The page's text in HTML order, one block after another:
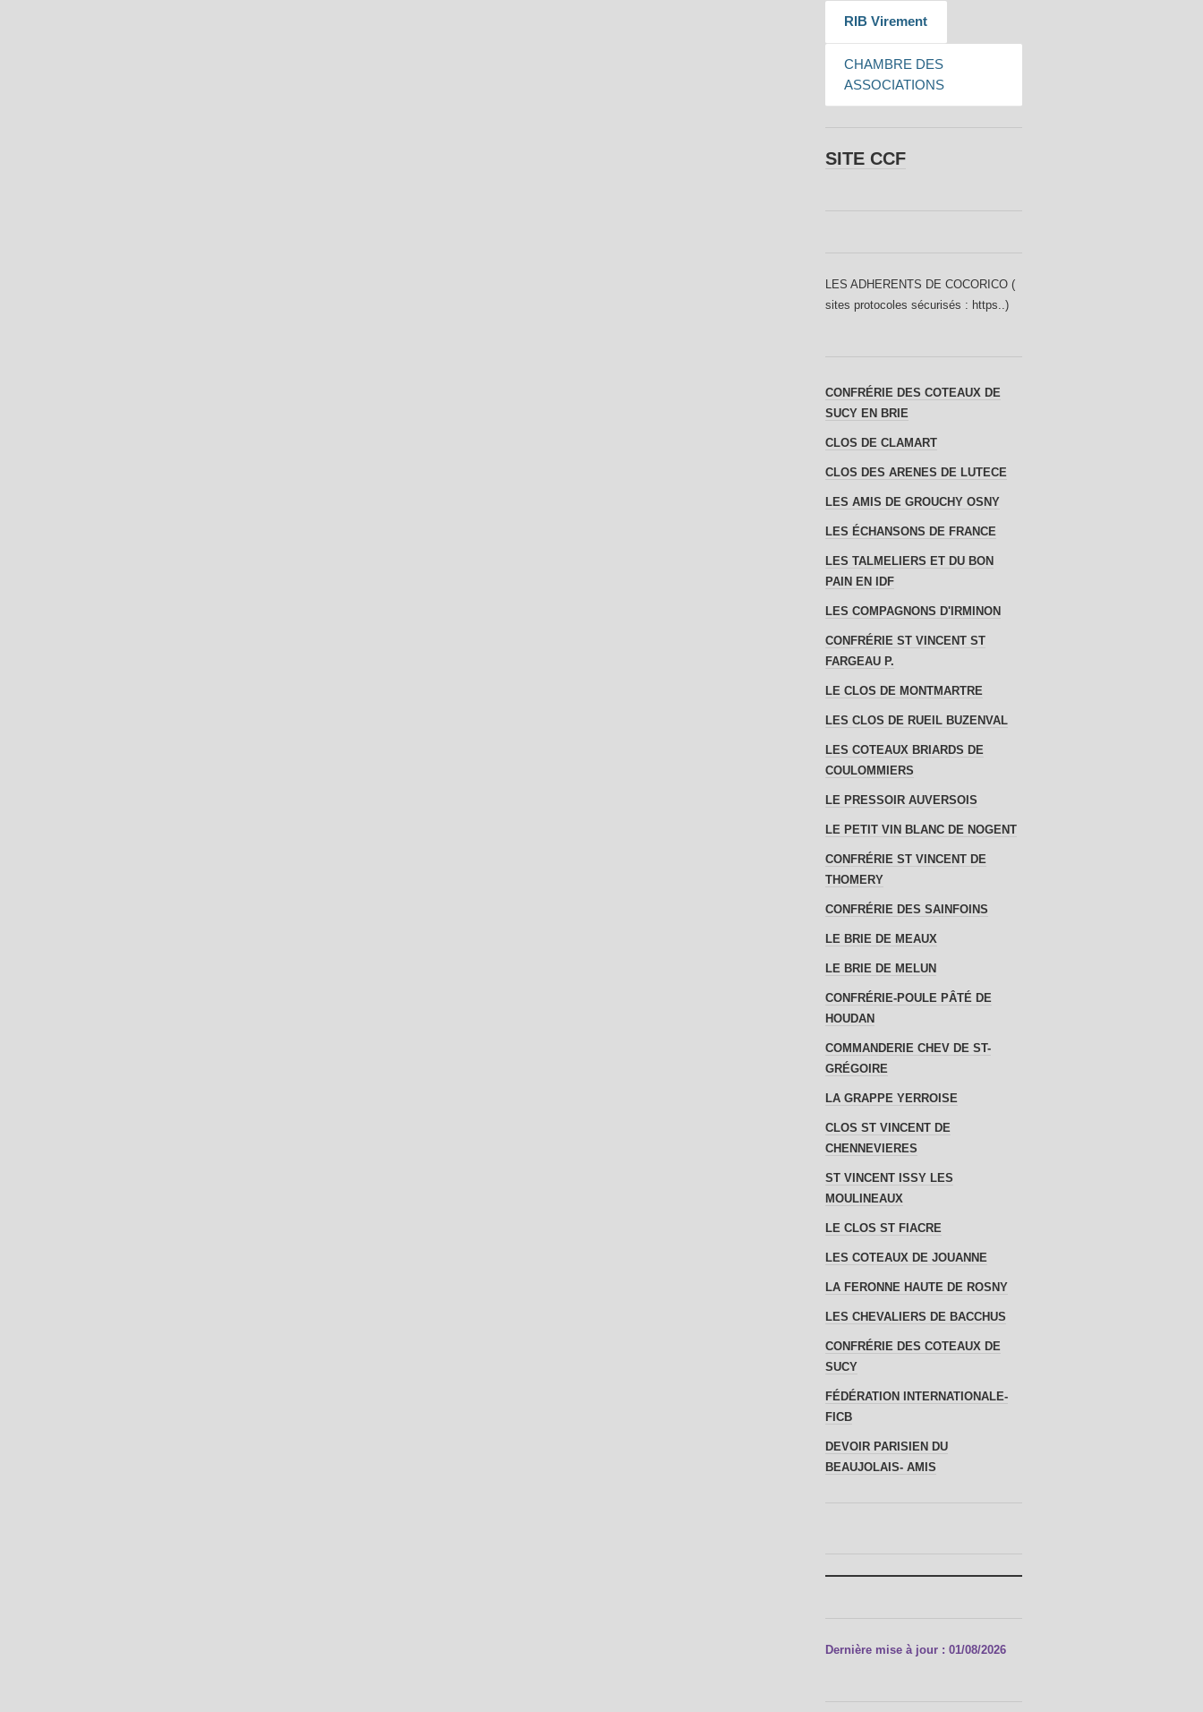
RIB Virement
CHAMBRE DES
ASSOCIATIONS
SITE CCF
LES ADHERENTS DE COCORICO (
sites protocoles sécurisés : https..)
CONFRÉRIE DES COTEAUX DE
SUCY EN BRIE
CLOS DE CLAMART
CLOS DES ARENES DE LUTECE
LES AMIS DE GROUCHY OSNY
LES ÉCHANSONS DE FRANCE
LES TALMELIERS ET DU BON
PAIN EN IDF
LES COMPAGNONS D'IRMINON
CONFRÉRIE ST VINCENT ST
FARGEAU P.
LE CLOS DE MONTMARTRE
LES CLOS DE RUEIL BUZENVAL
LES COTEAUX BRIARDS DE
COULOMMIERS
LE PRESSOIR AUVERSOIS
LE PETIT VIN BLANC DE NOGENT
CONFRÉRIE ST VINCENT DE
THOMERY
CONFRÉRIE DES SAINFOINS
LE BRIE DE MEAUX
LE BRIE DE MELUN
CONFRÉRIE-POULE PÂTÉ DE
HOUDAN
COMMANDERIE CHEV DE ST-
GRÉGOIRE
LA GRAPPE YERROISE
CLOS ST VINCENT DE
CHENNEVIERES
ST VINCENT ISSY LES
MOULINEAUX
LE CLOS ST FIACRE
LES COTEAUX DE JOUANNE
LA FERONNE HAUTE DE ROSNY
LES CHEVALIERS DE BACCHUS
CONFRÉRIE DES COTEAUX DE
SUCY
FÉDÉRATION INTERNATIONALE-
FICB
DEVOIR PARISIEN DU
BEAUJOLAIS- AMIS
Dernière mise à jour : 01/08/2026